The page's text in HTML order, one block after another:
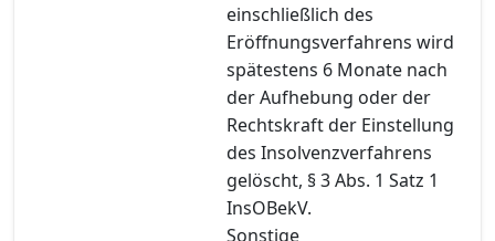
einschließlich des
Eröffnungsverfahrens wird
spätestens 6 Monate nach
der Aufhebung oder der
Rechtskraft der Einstellung
des Insolvenzverfahrens
gelöscht, § 3 Abs. 1 Satz 1
InsOBekV.
Sonstige